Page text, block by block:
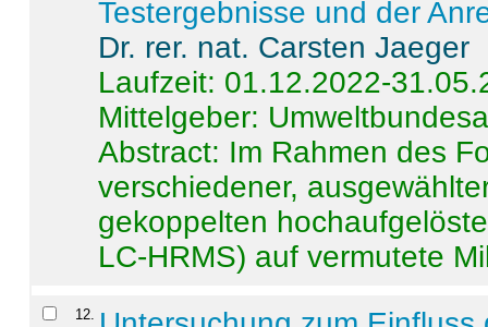
Testergebnisse und der
Dr. rer. nat. Carsten Jaeger
Laufzeit: 01.12.2022-
Mittelgeber:
Abstract: Im Rahmen des
verschiedener,
gekoppelten
LC-HRMS) auf vermutete
12